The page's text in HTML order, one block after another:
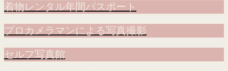
着物レンタル年間パスポート
プロカメラマンによる写真撮影
セルフ写真館